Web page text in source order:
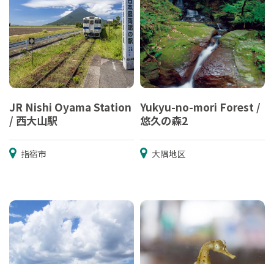
JR Nishi Oyama Station
/ 西大山駅
指宿市
Yukyu-no-mori Forest /
悠久の森2
大隅地区